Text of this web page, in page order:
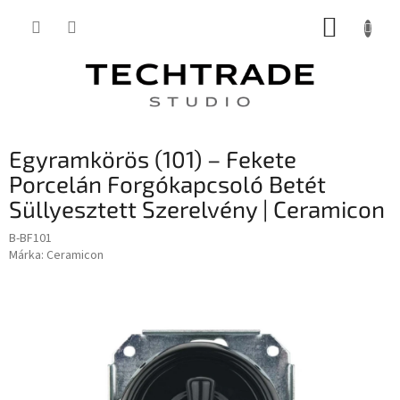
KOSÁR
Egyramkörös (101) – Fekete
Porcelán Forgókapcsoló Betét
Süllyesztett Szerelvény | Ceramicon
B-BF101
Márka: Ceramicon